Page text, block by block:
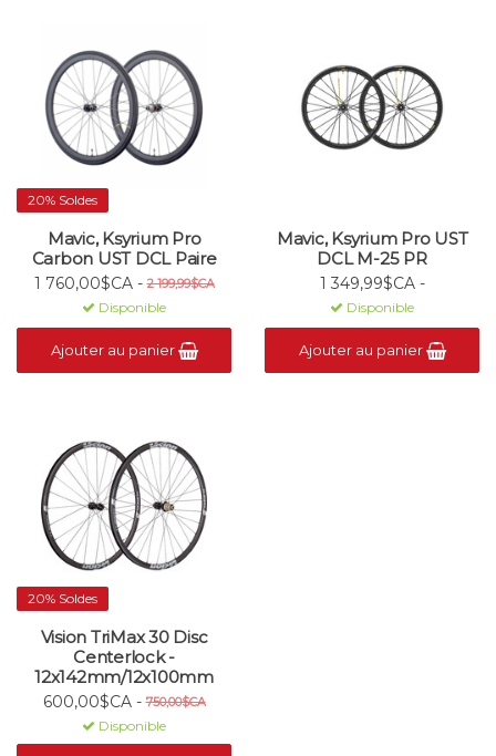
20% Soldes
Mavic, Ksyrium Pro
Carbon UST DCL Paire
1 760,00$CA - 2 199,99$CA
Disponible
Ajouter au panier
Mavic, Ksyrium Pro UST
DCL M-25 PR
1 349,99$CA -
Disponible
Ajouter au panier
20% Soldes
Vision TriMax 30 Disc
Centerlock -
12x142mm/12x100mm
600,00$CA - 750,00$CA
Disponible